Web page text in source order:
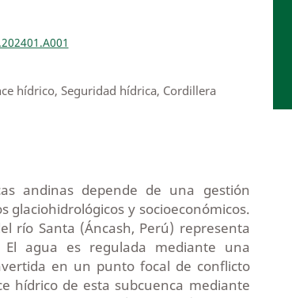
hídrico, Seguridad hídrica, Cordillera
andinas depende de una gestión
glaciohidrológicos y socioeconómicos.
río Santa (Áncash, Perú) representa
agua es regulada mediante una
en un punto focal de conflicto
hídrico de esta subcuenca mediante